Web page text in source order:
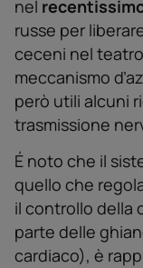
nel
russe per
ceceni nel
meccanismo
però utili alcuni
trasmissione
É noto che il
quello che
il controllo della
parte delle
cardiaco), è